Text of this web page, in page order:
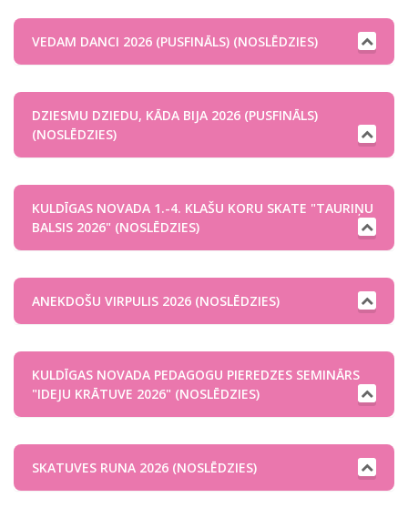
VEDAM DANCI 2026 (PUSFINĀLS) (NOSLĒDZIES)
DZIESMU DZIEDU, KĀDA BIJA 2026 (PUSFINĀLS)
(NOSLĒDZIES)
KULDĪGAS NOVADA 1.-4. KLAŠU KORU SKATE "TAURIŅU
BALSIS 2026" (NOSLĒDZIES)
ANEKDOŠU VIRPULIS 2026 (NOSLĒDZIES)
KULDĪGAS NOVADA PEDAGOGU PIEREDZES SEMINĀRS
"IDEJU KRĀTUVE 2026" (NOSLĒDZIES)
SKATUVES RUNA 2026 (NOSLĒDZIES)